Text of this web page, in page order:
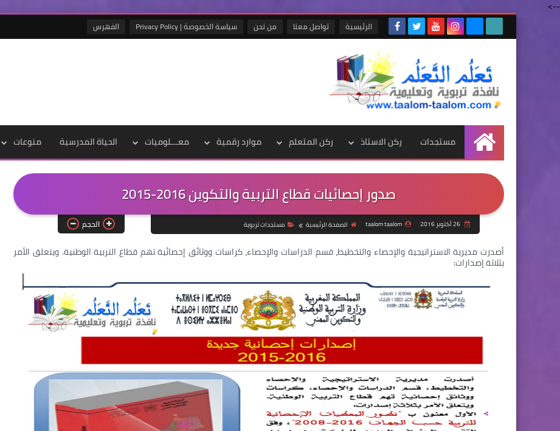
-->
الرئيسية تواصل معنا من نحن سياسة الخصوصة | Privacy Policy الفهرس
الرئيسية
مستجدات ركن الاستاذ ركن المتعلم موارد رقمية معـــلوميات الحياة المدرسية منوعات
صدور إحصائيات قطاع التربية والتكوين 2016-2015
taalom taalom الصفحة الرئيسية مستجدات تربوية الحجم
أصدرت مديرية الاستراتيجية والإحصاء والتخطيط، قسم الدراسات والإحصاء، كراسات ووثائق إحصائية تهم قطاع التربية الوطنية. ويتعلق الأمر
بثلاثة إصدارات: